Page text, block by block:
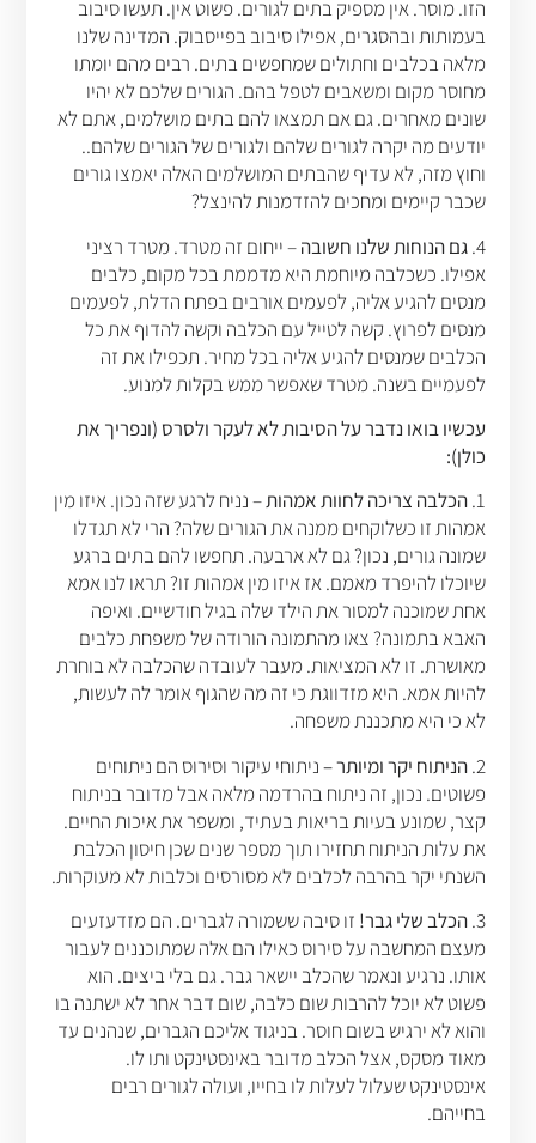
הזו. מוסר. אין מספיק בתים לגורים. פשוט אין. תעשו סיבוב
בעמותות ובהסגרים, אפילו סיבוב בפייסבוק. המדינה שלנו
מלאה בכלבים וחתולים שמחפשים בתים. רבים מהם יומתו
מחוסר מקום ומשאבים לטפל בהם. הגורים שלכם לא יהיו
שונים מאחרים. גם אם תמצאו להם בתים מושלמים, אתם לא
יודעים מה יקרה לגורים שלהם ולגורים של הגורים שלהם..
וחוץ מזה, לא עדיף שהבתים המושלמים האלה יאמצו גורים
שכבר קיימים ומחכים להזדמנות להינצל?
4. גם הנוחות שלנו חשובה– ייחום זה מטרד. מטרד רציני
אפילו. כשכלבה מיוחמת היא מדממת בכל מקום, כלבים
מנסים להגיע אליה, לפעמים אורבים בפתח הדלת, לפעמים
מנסים לפרוץ. קשה לטייל עם הכלבה וקשה להדוף את כל
הכלבים שמנסים להגיע אליה בכל מחיר. תכפילו את זה
לפעמיים בשנה. מטרד שאפשר ממש בקלות למנוע.
עכשיו בואו נדבר על הסיבות לא לעקר ולסרס (ונפריך את
כולן):
1. הכלבה צריכה לחוות אמהות– נניח לרגע שזה נכון. איזו מין
אמהות זו כשלוקחים ממנה את הגורים שלה? הרי לא תגדלו
שמונה גורים, נכון? גם לא ארבעה. תחפשו להם בתים ברגע
שיוכלו להיפרד מאמם. אז איזו מין אמהות זו? תראו לנו אמא
אחת שמוכנה למסור את הילד שלה בגיל חודשיים. ואיפה
האבא בתמונה? צאו מהתמונה הורודה של משפחת כלבים
מאושרת. זו לא המציאות. מעבר לעובדה שהכלבה לא בוחרת
להיות אמא. היא מזדווגת כי זה מה שהגוף אומר לה לעשות,
לא כי היא מתכננת משפחה.
2. הניתוח יקר ומיותר –ניתוחי עיקור וסירוס הם ניתוחים
פשוטים. נכון, זה ניתוח בהרדמה מלאה אבל מדובר בניתוח
קצר, שמונע בעיות בריאות בעתיד, ומשפר את איכות החיים.
את עלות הניתוח תחזירו תוך מספר שנים שכן חיסון הכלבת
השנתי יקר בהרבה לכלבים לא מסורסים וכלבות לא מעוקרות.
3. הכלב שלי גבר! זו סיבה ששמורה לגברים. הם מזדעזעים
מעצם המחשבה על סירוס כאילו הם אלה שמתוכננים לעבור
אותו. נרגיע ונאמר שהכלב יישאר גבר. גם בלי ביצים. הוא
פשוט לא יוכל להרבות שום כלבה, שום דבר אחר לא ישתנה בו
והוא לא ירגיש בשום חוסר. בניגוד אליכם הגברים, שנהנים עד
מאוד מסקס, אצל הכלב מדובר באינסטינקט ותו לו.
אינסטינקט שעלול לעלות לו בחייו, ועולה לגורים רבים
בחייהם.